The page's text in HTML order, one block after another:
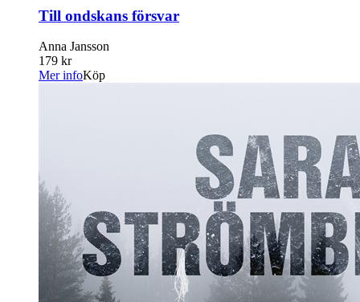
Till ondskans försvar
Anna Jansson
179 kr
Mer infoKöp